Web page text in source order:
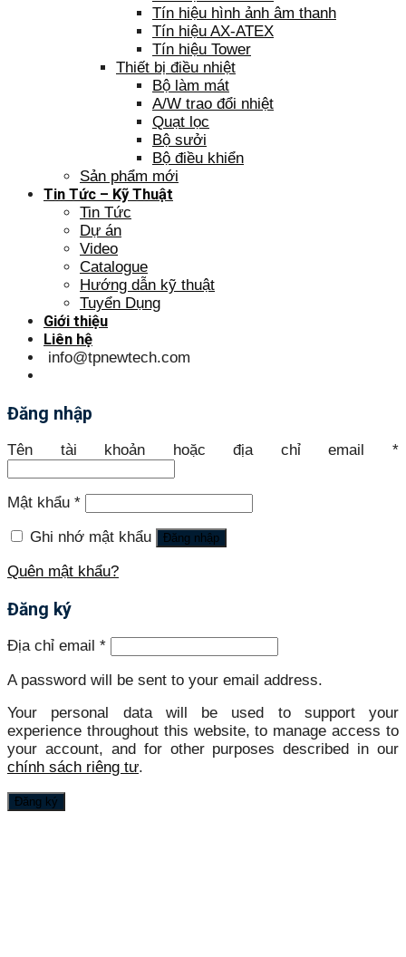
Tín hiệu hình ảnh âm thanh
Tín hiệu AX-ATEX
Tín hiệu Tower
Thiết bị điều nhiệt
Bộ làm mát
A/W trao đổi nhiệt
Quạt lọc
Bộ sưởi
Bộ điều khiển
Sản phẩm mới
Tin Tức – Kỹ Thuật
Tin Tức
Dự án
Video
Catalogue
Hướng dẫn kỹ thuật
Tuyển Dụng
Giới thiệu
Liên hệ
info@tpnewtech.com
Đăng nhập
Tên tài khoản hoặc địa chỉ email *
Mật khẩu *
Ghi nhớ mật khẩu Đăng nhập
Quên mật khẩu?
Đăng ký
Địa chỉ email *
A password will be sent to your email address.
Your personal data will be used to support your
experience throughout this website, to manage access to
your account, and for other purposes described in our
chính sách riêng tư.
Đăng ký